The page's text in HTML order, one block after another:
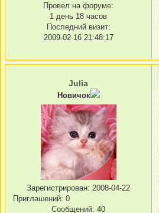
Провел на форуме:
1 день 18 часов
Последний визит:
2009-02-16 21:48:17
Julia
Новичок
Зарегистрирован: 2008-04-22
Приглашений: 0
Сообщений: 40